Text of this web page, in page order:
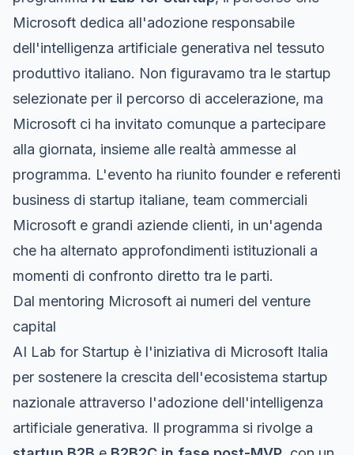
Microsoft dedica all'adozione responsabile
dell'intelligenza artificiale generativa nel tessuto
produttivo italiano. Non figuravamo tra le startup
selezionate per il percorso di accelerazione, ma
Microsoft ci ha invitato comunque a partecipare
alla giornata, insieme alle realtà ammesse al
programma. L'evento ha riunito founder e referenti
business di startup italiane, team commerciali
Microsoft e grandi aziende clienti, in un'agenda
che ha alternato approfondimenti istituzionali a
momenti di confronto diretto tra le parti.
Dal mentoring Microsoft ai numeri del venture
capital
AI Lab for Startup è l'iniziativa di Microsoft Italia
per sostenere la crescita dell'ecosistema startup
nazionale attraverso l'adozione dell'intelligenza
artificiale generativa. Il programma si rivolge a